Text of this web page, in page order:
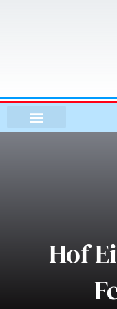
Hof